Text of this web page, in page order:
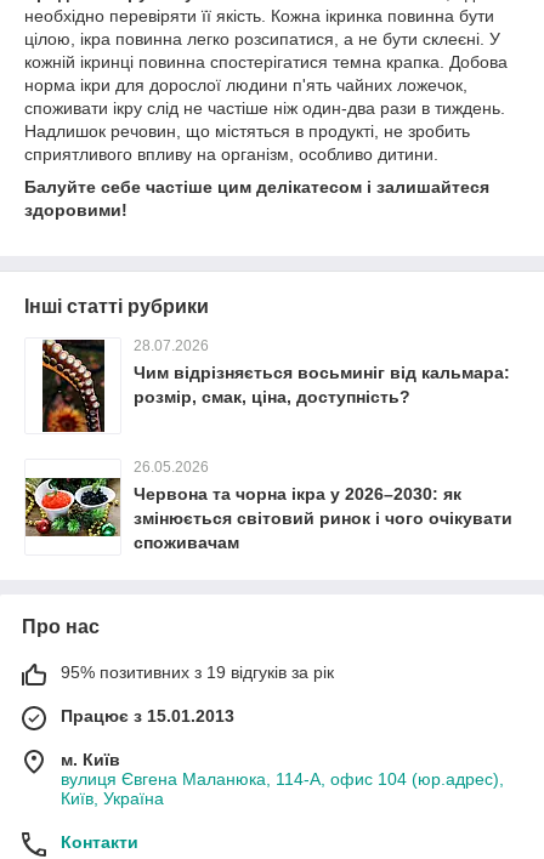
необхідно перевіряти її якість. Кожна ікринка повинна бути
цілою, ікра повинна легко розсипатися, а не бути склеєні. У
кожній ікринці повинна спостерігатися темна крапка. Добова
норма ікри для дорослої людини п'ять чайних ложечок,
споживати ікру слід не частіше ніж один-два рази в тиждень.
Надлишок речовин, що містяться в продукті, не зробить
сприятливого впливу на організм, особливо дитини.
Балуйте себе частіше цим делікатесом і залишайтеся
здоровими!
Інші статті рубрики
28.07.2026
Чим відрізняється восьминіг від кальмара:
розмір, смак, ціна, доступність?
26.05.2026
Червона та чорна ікра у 2026–2030: як
змінюється світовий ринок і чого очікувати
споживачам
Про нас
95% позитивних з 19 відгуків за рік
Працює з 15.01.2013
м. Київ
вулиця Євгена Маланюка, 114-А, офис 104 (юр.адрес),
Київ, Україна
Контакти